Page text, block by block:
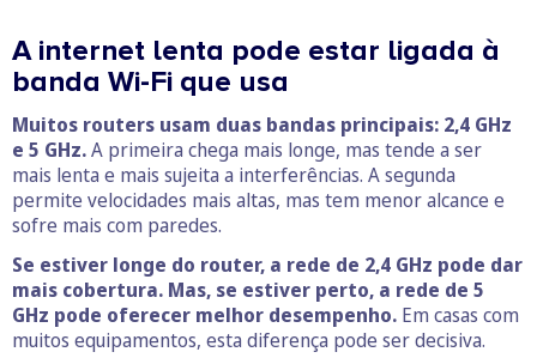
A internet lenta pode estar ligada à
banda Wi-Fi que usa
Muitos routers usam duas bandas principais: 2,4 GHz
e 5 GHz.A primeira chega mais longe, mas tende a ser
mais lenta e mais sujeita a interferências. A segunda
permite velocidades mais altas, mas tem menor alcance e
sofre mais com paredes.
Se estiver longe do router, a rede de 2,4 GHz pode dar
mais cobertura. Mas, se estiver perto, a rede de 5
GHz pode oferecer melhor desempenho. Em casas com
muitos equipamentos, esta diferença pode ser decisiva.